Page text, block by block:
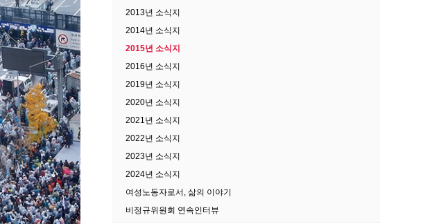
2013년 소식지
2014년 소식지
2015년 소식지
2016년 소식지
2019년 소식지
2020년 소식지
2021년 소식지
2022년 소식지
2023년 소식지
2024년 소식지
여성노동자로서, 삶의 이야기
비정규위원회 연속인터뷰